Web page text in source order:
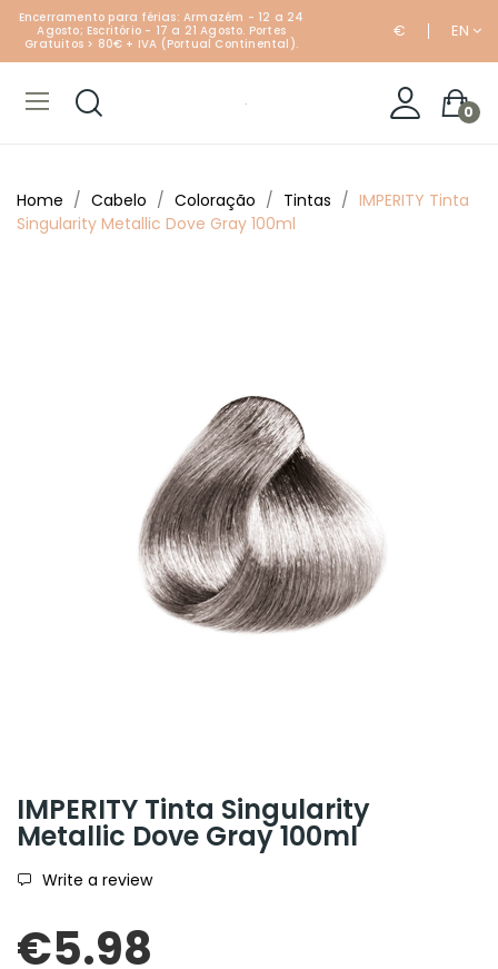
Encerramento para férias: Armazém - 12 a 24
Agosto; Escritório - 17 a 21 Agosto. Portes
Gratuitos > 80€ + IVA (Portual Continental).
€ EN
0
Home Cabelo Coloração Tintas
IMPERITY Tinta
Singularity Metallic Dove Gray 100ml
IMPERITY Tinta Singularity
Metallic Dove Gray 100ml
Write a review
€5.98